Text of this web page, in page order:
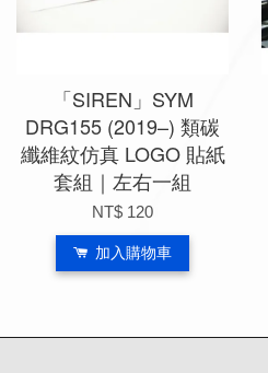
「SIREN」SYM
DRG155 (2019–) 類碳
纖維紋仿真 LOGO 貼紙
套組｜左右一組
NT$ 120
加入購物車